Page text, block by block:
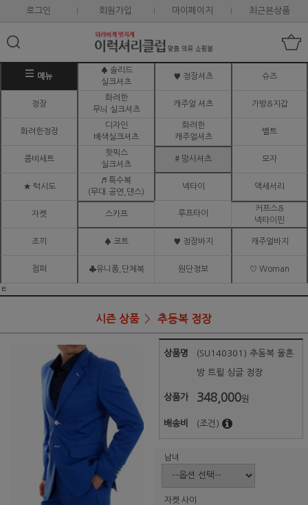
로그인 회원가입 마이페이지 최근본상품
메뉴
♠ 솔리드
실크셔츠
♥ 정장셔츠 슈즈
정장
화려한
무늬 실크셔츠
캐주얼 셔츠 가방&지갑
화려한정장
디자인
배색실크셔츠
화려한
캐주얼셔츠
벨트
콤비세트
핫픽스
실크셔츠
# 망사셔츠 모자
★ 턱시도
♬ 특수복
(무대.공연,댄스)
넥타이 액세서리
자켓 스카프 루프타이
커프스&
넥타이핀
조끼 ♠ 코트 ♥ 정장바지 캐주얼바지
점퍼 ♣유니폼,단체복 원단정보 ♡ Woman
ㅌ
시즌 상품 추동복 정장
상품명 (SU140301) 추동복 울혼
방 트윌 싱글 정장
상품가 348,000원
배송비 (조건)
남녀
자켓 사이